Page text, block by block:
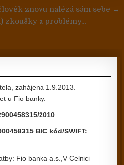
znovu nalézá sám sebe →
zkoušky a problémy…
zahájena 1.9.2013.
u Fio banky.
2010
BIC kód/SWIFT:
Fio banka a.s.,V Celnici